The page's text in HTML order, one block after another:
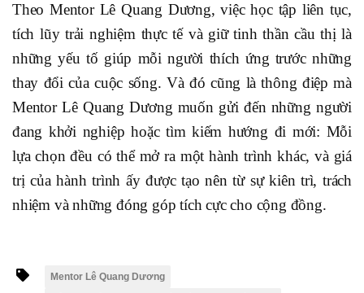
Theo Mentor Lê Quang Dương, việc học tập liên tục,
tích lũy trải nghiệm thực tế và giữ tinh thần cầu thị là
những yếu tố giúp mỗi người thích ứng trước những
thay đổi của cuộc sống. Và đó cũng là thông điệp mà
Mentor Lê Quang Dương muốn gửi đến những người
đang khởi nghiệp hoặc tìm kiếm hướng đi mới: Mỗi
lựa chọn đều có thể mở ra một hành trình khác, và giá
trị của hành trình ấy được tạo nên từ sự kiên trì, trách
nhiệm và những đóng góp tích cực cho cộng đồng.
Mentor Lê Quang Dương